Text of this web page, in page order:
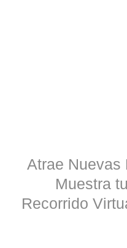
Atrae Nuevas
Muestra
Recorrido